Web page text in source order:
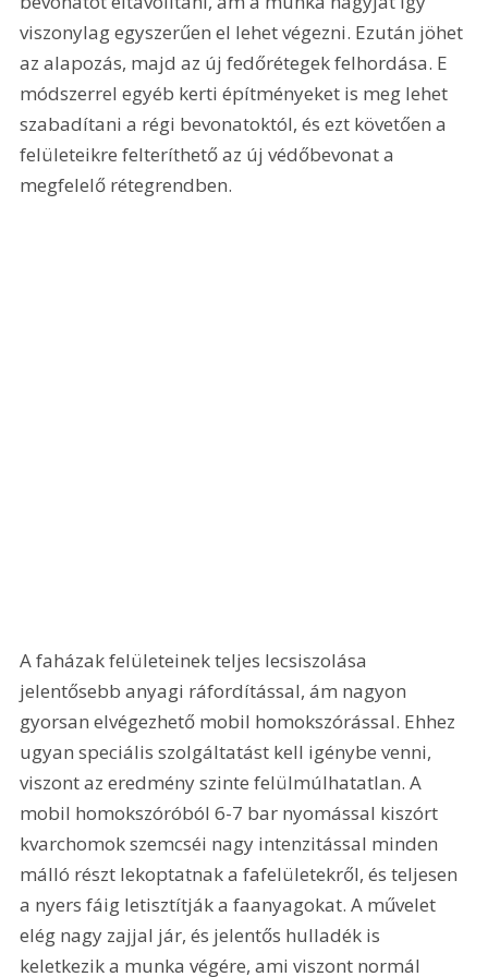
viszonylag egyszerűen el lehet végezni. Ezután jöhet
az alapozás, majd az új fedőrétegek felhordása. E
módszerrel egyéb kerti építményeket is meg lehet
szabadítani a régi bevonatoktól, és ezt követően a
felületeikre felteríthető az új védőbevonat a
megfelelő rétegrendben.
A faházak felületeinek teljes lecsiszolása
jelentősebb anyagi ráfordítással, ám nagyon
gyorsan elvégezhető mobil homokszórással. Ehhez
ugyan speciális szolgáltatást kell igénybe venni,
viszont az eredmény szinte felülmúlhatatlan. A
mobil homokszóróból 6-7 bar nyomással kiszórt
kvarchomok szemcséi nagy intenzitással minden
málló részt lekoptatnak a fafelületekről, és teljesen
a nyers fáig letisztítják a faanyagokat. A művelet
elég nagy zajjal jár, és jelentős hulladék is
keletkezik a munka végére, ami viszont normál